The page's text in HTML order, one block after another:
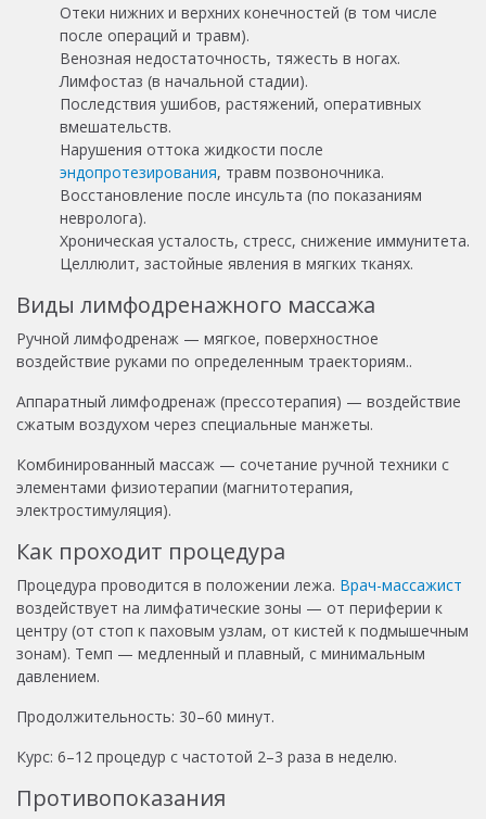
Отеки нижних и верхних конечностей (в том числе
после операций и травм).
Венозная недостаточность, тяжесть в ногах.
Лимфостаз (в начальной стадии).
Последствия ушибов, растяжений, оперативных
вмешательств.
Нарушения оттока жидкости после
эндопротезирования, травм позвоночника.
Восстановление после инсульта (по показаниям
невролога).
Хроническая усталость, стресс, снижение иммунитета.
Целлюлит, застойные явления в мягких тканях.
Виды лимфодренажного массажа
Ручной лимфодренаж — мягкое, поверхностное
воздействие руками по определенным траекториям..
Аппаратный лимфодренаж (прессотерапия) — воздействие
сжатым воздухом через специальные манжеты.
Комбинированный массаж — сочетание ручной техники с
элементами физиотерапии (магнитотерапия,
электростимуляция).
Как проходит процедура
Процедура проводится в положении лежа. Врач-массажист
воздействует на лимфатические зоны — от периферии к
центру (от стоп к паховым узлам, от кистей к подмышечным
зонам). Темп — медленный и плавный, с минимальным
давлением.
Продолжительность: 30–60 минут.
Курс: 6–12 процедур с частотой 2–3 раза в неделю.
Противопоказания